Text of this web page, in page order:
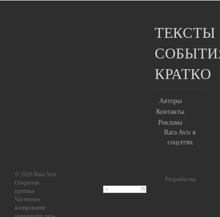
ТЕКСТЫ
КРАТКО
Авторы
Контакты
Реклама
Rara Avis в
соцсетях
Разработка
© 2026 Rara Avis.
Открытая
критика
Частичное
копирование